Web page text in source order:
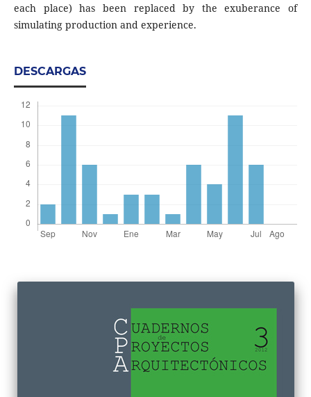
each place) has been replaced by the exuberance of
simulating production and experience.
DESCARGAS